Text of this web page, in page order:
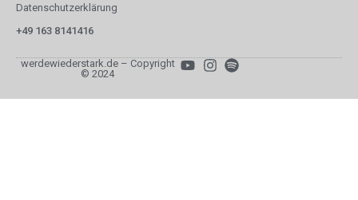
Datenschutzerklärung
+49 163 8141416
werdewiederstark.de – Copyright
© 2024